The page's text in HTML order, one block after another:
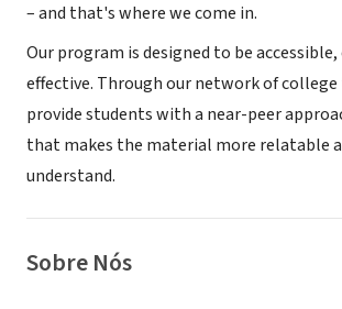
– and that's where we come in.
Our program is designed to be
effective. Through our network of
provide students with a near-peer
that makes the material more relatable
understand.
Sobre Nós